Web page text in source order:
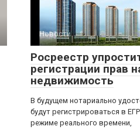
Новости
Росреестр
регистрации прав
недвижимость
В будущем нотариально
будут регистрироваться в
режиме реального времени,